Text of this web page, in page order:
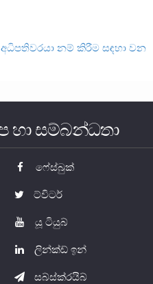
අධිපතිවරයා නම් කිරීම සඳහා වන
හා සම්බන්ධතා
ෆේස්බුක්
ට්විටර්
යූ ටියුබ්
ලින්ක්ඩ් ඉන්
සබ්ස්ක්රයිබ්